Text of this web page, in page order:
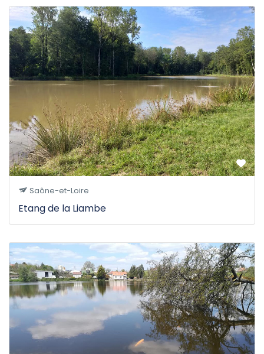
Saône-et-Loire
Etang de la Liambe